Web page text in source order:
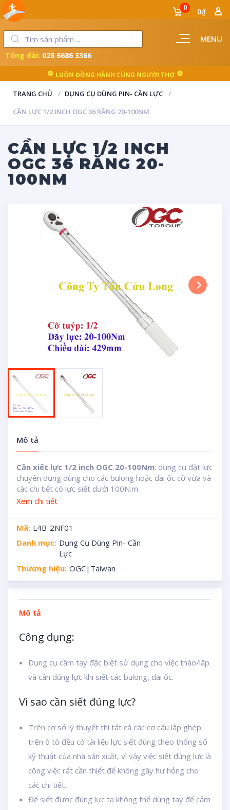
MENU
0 0₫
LUÔN ĐỒNG HÀNH CÙNG NGƯỜI THỢ
Tổng đài: 028 6686 3366
TRANG CHỦ
DỤNG CỤ DÙNG PIN- CẦN LỰC
CẦN LỰC 1/2 INCH OGC 36 RĂNG 20-100NM
CẦN LỰC 1/2 INCH
OGC 36 RĂNG 20-
100NM
Mô tả
Cần xiết lực 1/2 inch OGC 20-100Nm: dụng cụ đặt lực
chuyên dụng dùng cho các bulong hoặc đai ốc cỡ vừa và
các chi tiết có lực siết dưới 100N.m.
Xem chi tiết
Mã: L4B-2NF01
Danh mục: Dụng Cụ Dùng Pin- Cần
Lực
Thương hiệu: OGC|Taiwan
Mô tả
Công dụng:
Dụng cụ cầm tay đặc biệt sử dụng cho việc tháo/lắp
và cân đúng lực khi siết các bulong, đai ốc.
Vì sao cần siết đúng lực?
Trên cơ sở lý thuyết thì tất cả các cơ cấu lắp ghép
trên ô tô đều có tài liệu lực siết đúng theo thông số
kỹ thuật của nhà sản xuất, vì vậy việc siết đúng lực là
công việc rất cần thiết để không gây hư hỏng cho
các chi tiết.
Để siết được đúng lực ta không thể dùng tay để cảm